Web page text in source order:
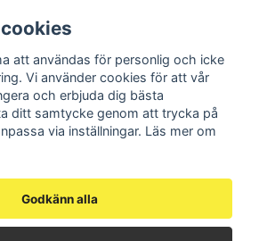
i vårt nyhetsbrev
Skicka
vårt nyhetsbrev och ta del
och erbjudande.
att användas för personlig och icke
Vi använder cookies för att vår
och erbjuda dig bästa
ditt samtycke genom att trycka på
via inställningar. Läs mer om
Godkänn alla